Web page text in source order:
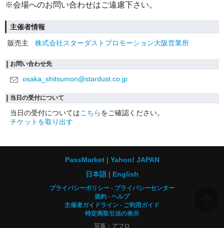
※会場へのお問い合わせはご遠慮下さい。
主催者情報
販売主
株式会社スターダストプロモーション大阪営業所
お問い合わせ先
osaka_shitsumon@stardust.co.jp
当日の受付について
当日の受付についてはこちらをご確認ください。
チケットを取り出す
PassMarket
Yahoo! JAPAN
日本語
English
プライバシーポリシー
プライバシーセンター
規約
ヘルプ
主催者ガイドライン
ご利用ガイド
特定商取引法の表示
写真：アフロ